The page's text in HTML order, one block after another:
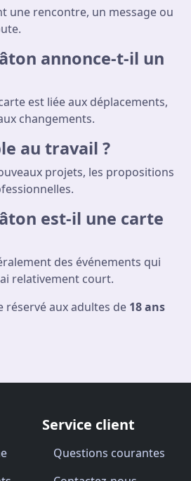
une rencontre, un message ou
annonce-t-il un
est liée aux déplacements,
changements.
au travail ?
projets, les propositions
est-il une carte
des événements qui
relativement court.
réservé aux adultes de 18 ans
Service client
Questions courantes